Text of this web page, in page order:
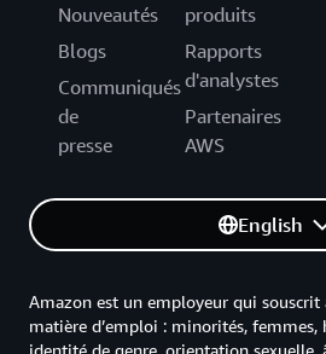
Nouveautés
Blogs
Communiqués
de
presse
produits
Rapports
d'analystes
Partenaires
AWS
English
Amazon est un employeur qui souscrit
matière d’emploi : minorités, femmes,